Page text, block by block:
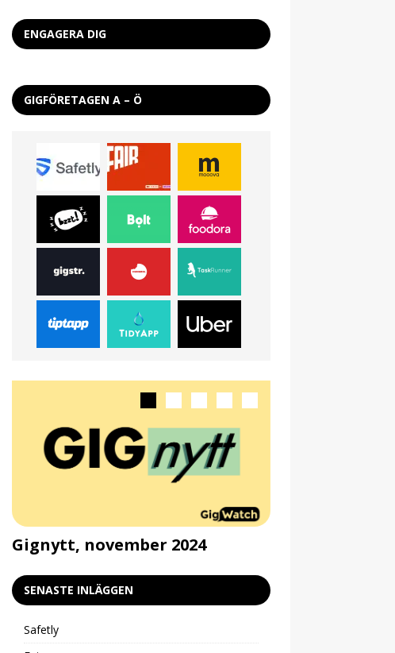
ENGAGERA DIG
GIGFÖRETAGEN A – Ö
Gignytt, november 2024
SENASTE INLÄGGEN
Safetly